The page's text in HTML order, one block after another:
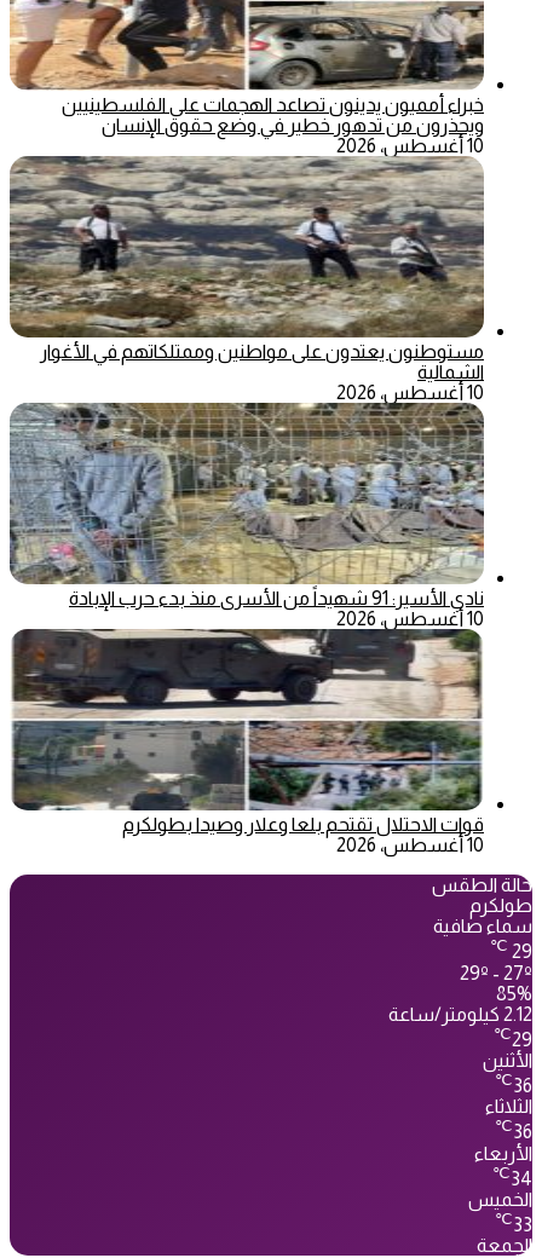
خبراء أمميون يدينون تصاعد الهجمات على الفلسطينيين
ويحذرون من تدهور خطير في وضع حقوق الإنسان
10 أغسطس، 2026
مستوطنون يعتدون على مواطنين وممتلكاتهم في الأغوار
الشمالية
10 أغسطس، 2026
نادي الأسير: 91 شهيداً من الأسرى منذ بدء حرب الإبادة
10 أغسطس، 2026
قوات الاحتلال تقتحم بلعا وعلار وصيدا بطولكرم
10 أغسطس، 2026
حالة الطقس
طولكرم
سماء صافية
29
℃
29º - 27º
85%
2.12 كيلومتر/ساعة
29
℃
الأثنين
36
℃
الثلاثاء
36
℃
الأربعاء
34
℃
الخميس
33
℃
الجمعة